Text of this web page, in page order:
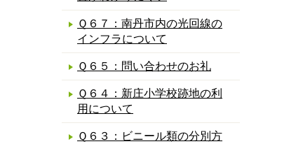
Ｑ６７：南丹市内の光回線の
インフラについて
Ｑ６５：問い合わせのお礼
Ｑ６４：新庄小学校跡地の利
用について
Ｑ６３：ビニール類の分別方